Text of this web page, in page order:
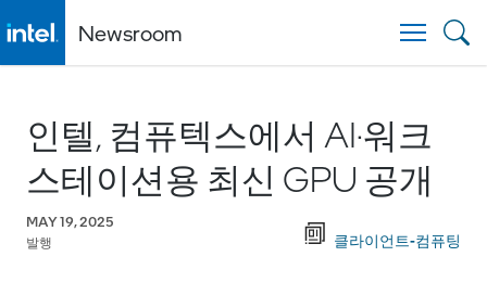
Newsroom
인텔, 컴퓨텍스에서 AI·워크
스테이션용 최신 GPU 공개
MAY 19, 2025
발행
클라이언트-컴퓨팅